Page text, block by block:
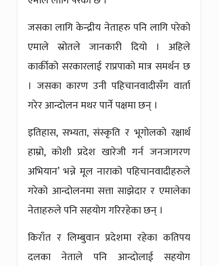
जसका लागि केन्द्रीय नेताहरु पनि लागि परेको
एमाले स्रोतले जानकारी दियो । अहिले
कार्कीको सरकारलाई राप्रपाको मात्र समर्थन छ
। जसका कारण उनी पहिचानवादीसँग वार्ता
गरेर आन्दोलन मथर पार्ने पक्षमा छन् ।
इतिहास, सभ्यता, संस्कृति र भूगोलको रक्षार्थ
हाम्रो, कोशी प्रदेश खारेजी गर्न जनजागरण
अभियान’ भन्ने मूल नाराको पहिचानवादीहरुले
गरेको आन्दोलनमा सत्ता साझेदार र एमालेका
नेताहरुले पनि सहयोग गरिरहेका छन् ।
किराँत र लिम्बुवान प्रदेशमा रहेका कतिपय
दलका नेताले पनि आन्दोलाई सहयोग